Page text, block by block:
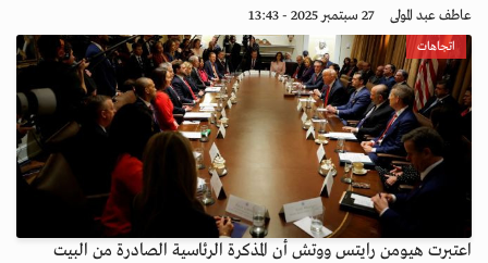
عاطف عبد المولى 27 سبتمبر 2025 - 13:43
اتجاهات
اعتبرت هيومن رايتس ووتش أن المذكرة الرئاسية الصادرة من البيت